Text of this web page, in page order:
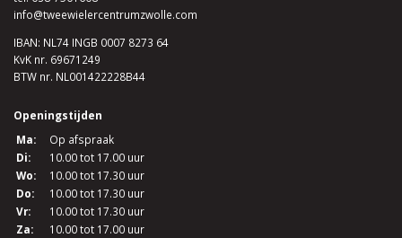
info@tweewielercentrumzwolle.com
IBAN: NL74 INGB 0007 8273 64
KvK nr. 69671249
BTW nr. NL001422228B44
Openingstijden
Ma:
Op afspraak
Di:
10.00 tot 17.00 uur
Wo:
10.00 tot 17.30 uur
Do:
10.00 tot 17.30 uur
Vr:
10.00 tot 17.30 uur
Za:
10.00 tot 17.00 uur